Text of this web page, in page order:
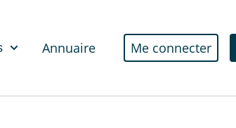
Annuaire Me connecter